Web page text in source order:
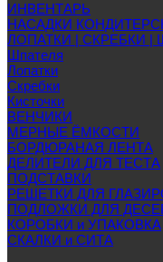
ИНВЕНТАРЬ
НАСАДКИ
ЛОПАТКИ | СКРЕБКИ |
Шпателя
Лопатки
Скребки
Кисточки
ВЕНЧИКИ
МЕРНЫЕ ЁМКОСТИ
БОРДЮРАНАЯ ЛЕНТА
ДЕЛИТЕЛИ ДЛЯ ТЕСТА
ПОДСТАВКИ
РЕШЕТКИ ДЛЯ
ПОДЛОЖКИ ДЛЯ
КОРОБКИ и УПАКОВКА
СКАЛКИ и СИТА